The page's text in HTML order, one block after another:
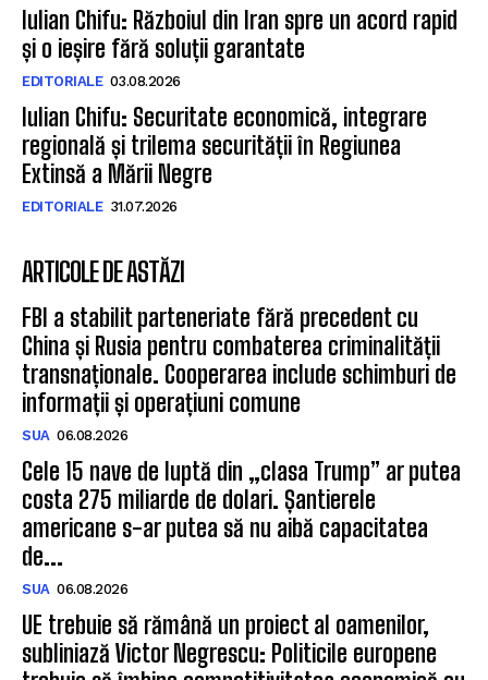
Iulian Chifu: Războiul din Iran spre un acord rapid
și o ieșire fără soluții garantate
EDITORIALE 03.08.2026
Iulian Chifu: Securitate economică, integrare
regională și trilema securității în Regiunea
Extinsă a Mării Negre
EDITORIALE 31.07.2026
ARTICOLE DE ASTĂZI
FBI a stabilit parteneriate fără precedent cu
China și Rusia pentru combaterea criminalității
transnaționale. Cooperarea include schimburi de
informații și operațiuni comune
SUA 06.08.2026
Cele 15 nave de luptă din „clasa Trump” ar putea
costa 275 miliarde de dolari. Șantierele
americane s-ar putea să nu aibă capacitatea
de...
SUA 06.08.2026
UE trebuie să rămână un proiect al oamenilor,
subliniază Victor Negrescu: Politicile europene